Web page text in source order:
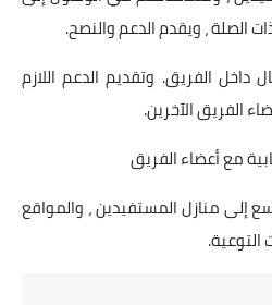
الصلة ، ويقدم الدعم والنصح.
الفريق. وتقديم الدعم اللازم
الفريق الآخرين.
مع أعضاء الفريق
إلى منازل المستفيدين ، والمواقع